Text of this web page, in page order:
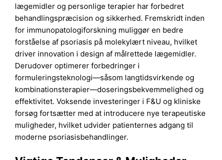
lægemidler og personlige terapier har forbedret
behandlingspræcision og sikkerhed. Fremskridt inden
for immunopatologiforskning muliggør en bedre
forståelse af psoriasis på molekylært niveau, hvilket
driver innovation i design af målrettede lægemidler.
Derudover optimerer forbedringer i
formuleringsteknologi—såsom langtidsvirkende og
kombinationsterapier—doseringsbekvemmelighed og
effektivitet. Voksende investeringer i F&U og kliniske
forsøg fortsætter med at introducere nye terapeutiske
muligheder, hvilket udvider patienternes adgang til
moderne psoriasisbehandlinger.